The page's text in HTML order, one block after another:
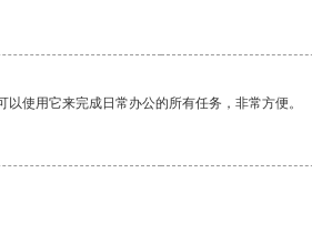
使用它来完成日常办公的所有任务，非常方便。